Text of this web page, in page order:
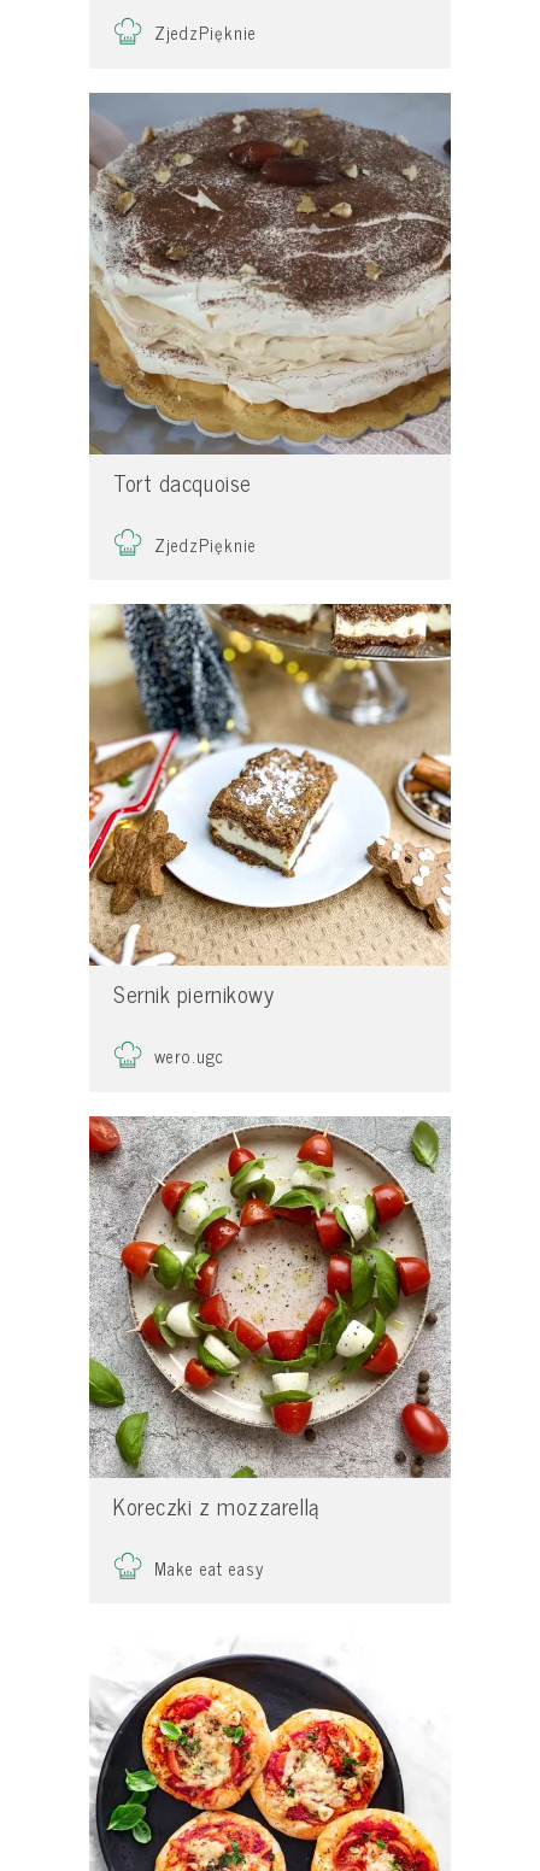
ZjedzPięknie
Tort dacquoise
ZjedzPięknie
Sernik piernikowy
wero.ugc
Koreczki z mozzarellą
Make eat easy